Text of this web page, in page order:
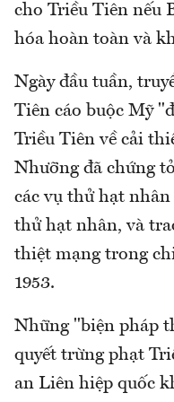
cho Triều Tiên nếu
hóa hoàn toàn và
Ngày đầu tuần,
Tiên cáo buộc Mỹ
Triều Tiên về cải
Nhưỡng đã chứng
các vụ thử hạt
thử hạt nhân, và
thiệt mạng trong
1953.
Những "biện pháp
quyết trừng phạt
an Liên hiệp quốc